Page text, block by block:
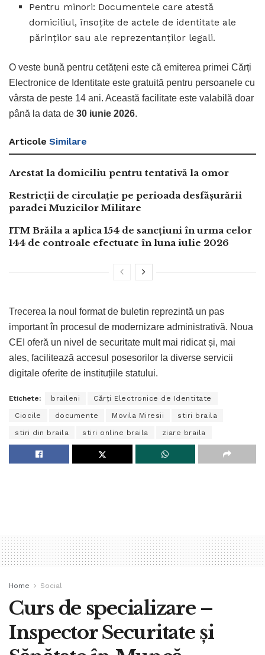
Pentru minori: Documentele care atestă
domiciliul, însoțite de actele de identitate ale
părinților sau ale reprezentanților legali.
O veste bună pentru cetățeni este că emiterea primei Cărți
Electronice de Identitate este gratuită pentru persoanele cu
vârsta de peste 14 ani. Această facilitate este valabilă doar
până la data de 30 iunie 2026.
Articole Similare
Arestat la domiciliu pentru tentativă la omor
Restricții de circulație pe perioada desfășurării
paradei Muzicilor Militare
ITM Brăila a aplica 154 de sancțiuni în urma celor
144 de controale efectuate în luna iulie 2026
Trecerea la noul format de buletin reprezintă un pas
important în procesul de modernizare administrativă. Noua
CEI oferă un nivel de securitate mult mai ridicat și, mai
ales, facilitează accesul posesorilor la diverse servicii
digitale oferite de instituțiile statului.
Etichete: braileni Cărți Electronice de Identitate
Ciocile documente Movila Miresii stiri braila
stiri din braila stiri online braila ziare braila
Home Social
Curs de specializare –
Inspector Securitate și